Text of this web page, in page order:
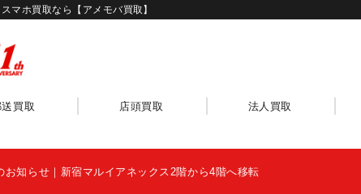
マホ買取なら【アメモバ買取】
買取 店頭買取 法人買取
お知らせ｜新宿マルイアネックス2階から4階へ移転